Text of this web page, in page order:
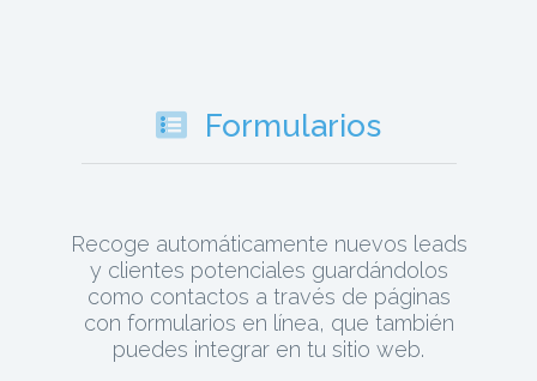
Formularios
Recoge automáticamente nuevos leads
y clientes potenciales guardándolos
como contactos a través de páginas
con formularios en línea, que también
puedes integrar en tu sitio web.